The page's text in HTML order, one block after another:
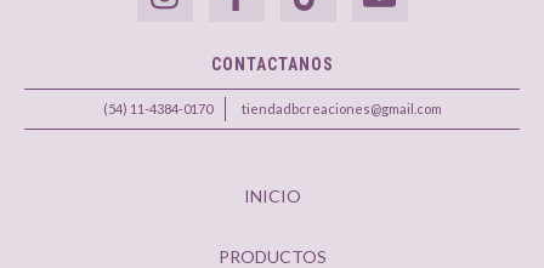
CONTACTANOS
(54) 11-4384-0170 tiendadbcreaciones@gmail.com
INICIO
PRODUCTOS